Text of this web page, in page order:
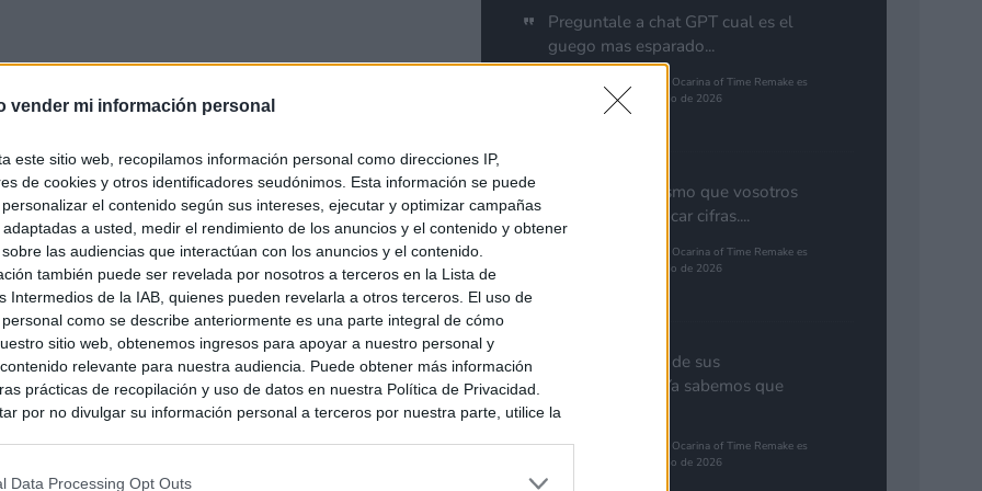
vender mi información personal
este sitio web, recopilamos información personal como direcciones IP,
de cookies y otros identificadores seudónimos. Esta información se puede
el contenido según sus intereses, ejecutar y optimizar campañas
adaptadas a usted, medir el rendimiento de los anuncios y el contenido y obtener
las audiencias que interactúan con los anuncios y el contenido.
también puede ser revelada por nosotros a terceros en la Lista de
Intermedios de la IAB, quienes pueden revelarla a otros terceros. El uso de
como se describe anteriormente es una parte integral de cómo
sitio web, obtenemos ingresos para apoyar a nuestro personal y
relevante para nuestra audiencia. Puede obtener más información
prácticas de recopilación y uso de datos en nuestra Política de Privacidad.
por no divulgar su información personal a terceros por nuestra parte, utilice la
en la información personal utilizada por nosotros o en información personal
Data Processing Opt Outs
y software según
Preguntale a chat GPT cual es el
guego mas esparado...
The Legend of Zelda: Ocarina of Time Remake es
el juego más esperado de 2026
Yo pienso lo mismo que vosotros
de GTA. Cuantificar cifras....
The Legend of Zelda: Ocarina of Time Remake es
el juego más esperado de 2026
Nota aclaratoria de sus
responsables: "Ya sabemos que
GTA 6...
The Legend of Zelda: Ocarina of Time Remake es
el juego más esperado de 2026